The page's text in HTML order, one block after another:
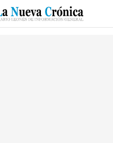
ESPECIALES